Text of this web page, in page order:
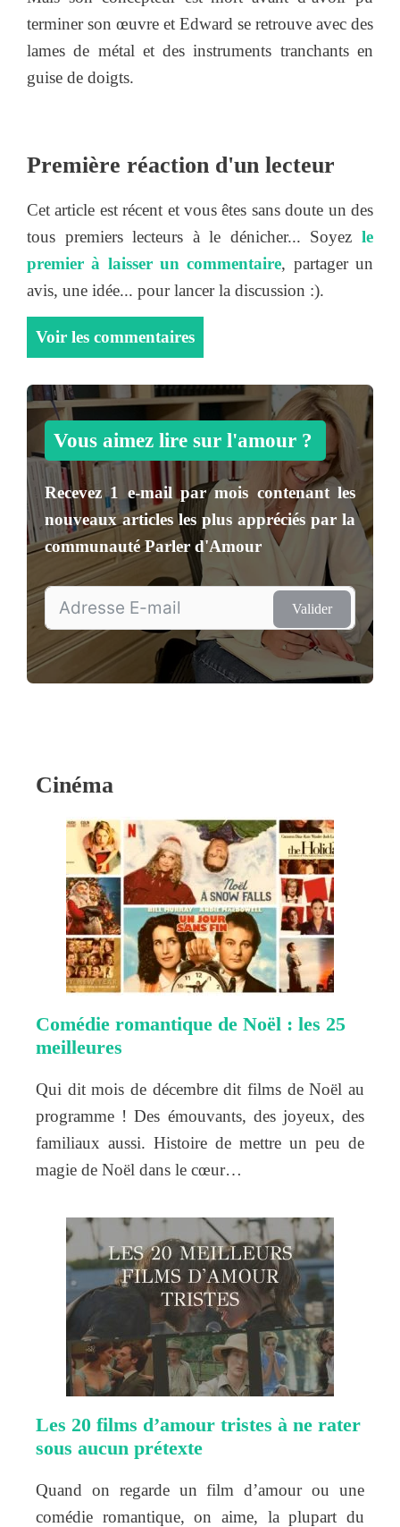
terminer son œuvre et Edward se retrouve avec des
lames de métal et des instruments tranchants en
guise de doigts.
Première réaction d'un lecteur
Cet article est récent et vous êtes sans doute un des
tous premiers lecteurs à le dénicher... Soyez le
premier à laisser un commentaire, partager un
avis, une idée... pour lancer la discussion :).
Voir les commentaires
Vous aimez lire sur l'amour ?
Recevez1 e-mail par mois contenant les
nouveaux articles les plus appréciés par la
communautéParler d'Amour
Valider
Cinéma
Comédie romantique de Noël : les 25
meilleures
Qui dit mois de décembre dit films de Noël au
programme ! Des émouvants, des joyeux, des
familiaux aussi. Histoire de mettre un peu de
magie de Noël dans le cœur…
Les 20 films d’amour tristes à ne rater
sous aucun prétexte
Quand on regarde un film d’amour ou une
comédie romantique, on aime, la plupart du